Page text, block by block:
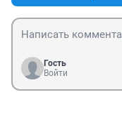
Гость
Войти